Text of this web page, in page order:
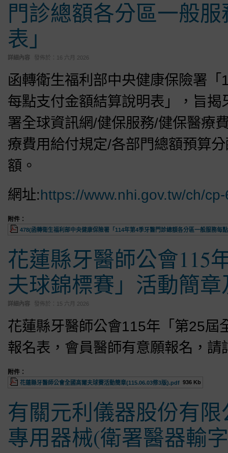
門診總額各分區一般
表」
詳細內容 發佈於： 16 六月 2026
函轉衛生福利部中央健康保險署
每點支付金額結算說明表」，旨
署全球資訊網/健保服務/健保醫療
療費用給付規定/各部門總額預算
額。
網址:https://www.nhi.gov.tw/ch/
附件：
478(函轉衛生福利部中央健康保險署「114年第4季牙醫門診總額各分區一般服務每
花蓮縣牙醫師公會115
夫球錦標賽」活動簡
詳細內容 發佈於： 15 六月 2026
花蓮縣牙醫師公會115年「第25屆
報名表，會員醫師有意願報名，請
附件：
花蓮縣牙醫師公會全國高爾夫球賽活動簡章(115.06.03修3版).pdf 936 Kb
有關元利儀器股份有
專用器械(衛署醫器輸